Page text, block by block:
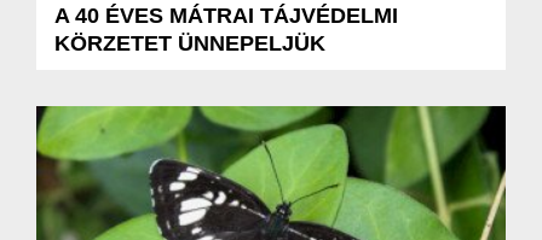
A 40 ÉVES MÁTRAI TÁJVÉDELMI
KÖRZETET ÜNNEPELJÜK